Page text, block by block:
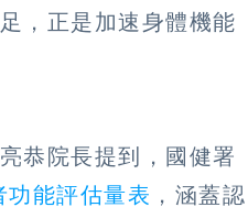
，正是加速身體機能
恭院長提到，國健署
功能評估量表 ，涵蓋認